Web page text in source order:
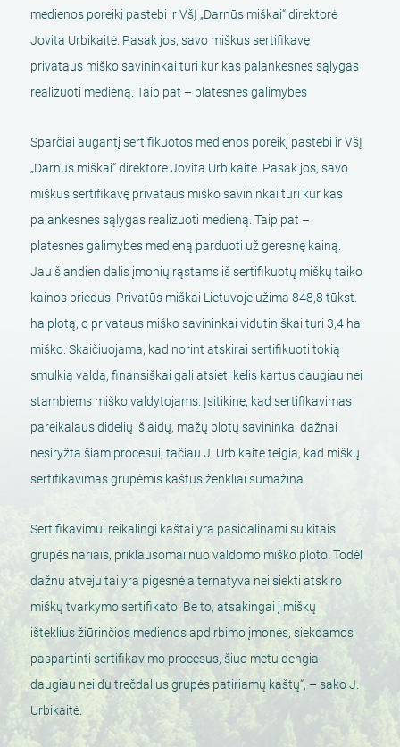
medienos poreikį pastebi ir VšĮ „Darnūs miškai“ direktorė
Jovita Urbikaitė. Pasak jos, savo miškus sertifikavę
privataus miško savininkai turi kur kas palankesnes sąlygas
realizuoti medieną. Taip pat – platesnes galimybes
Sparčiai augantį sertifikuotos medienos poreikį pastebi ir VšĮ
„Darnūs miškai“ direktorė Jovita Urbikaitė. Pasak jos, savo
miškus sertifikavę privataus miško savininkai turi kur kas
palankesnes sąlygas realizuoti medieną. Taip pat –
platesnes galimybes medieną parduoti už geresnę kainą.
Jau šiandien dalis įmonių rąstams iš sertifikuotų miškų taiko
kainos priedus. Privatūs miškai Lietuvoje užima 848,8 tūkst.
ha plotą, o privataus miško savininkai vidutiniškai turi 3,4 ha
miško. Skaičiuojama, kad norint atskirai sertifikuoti tokią
smulkią valdą, finansiškai gali atsieti kelis kartus daugiau nei
stambiems miško valdytojams. Įsitikinę, kad sertifikavimas
pareikalaus didelių išlaidų, mažų plotų savininkai dažnai
nesiryžta šiam procesui, tačiau J. Urbikaitė teigia, kad miškų
sertifikavimas grupėmis kaštus ženkliai sumažina.
Sertifikavimui reikalingi kaštai yra pasidalinami su kitais
grupės nariais, priklausomai nuo valdomo miško ploto. Todėl
dažnu atveju tai yra pigesnė alternatyva nei siekti atskiro
miškų tvarkymo sertifikato. Be to, atsakingai į miškų
išteklius žiūrinčios medienos apdirbimo įmonės, siekdamos
paspartinti sertifikavimo procesus, šiuo metu dengia
daugiau nei du trečdalius grupės patiriamų kaštų“, – sako J.
Urbikaitė.